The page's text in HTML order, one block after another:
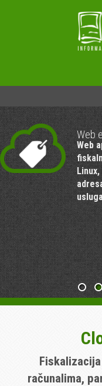
NASLOVNA
CLOUD RJEŠENJA
DESKTOP RJEŠENJA
INTEGRACIJA
KONTAKT
Web
Web
računalima,